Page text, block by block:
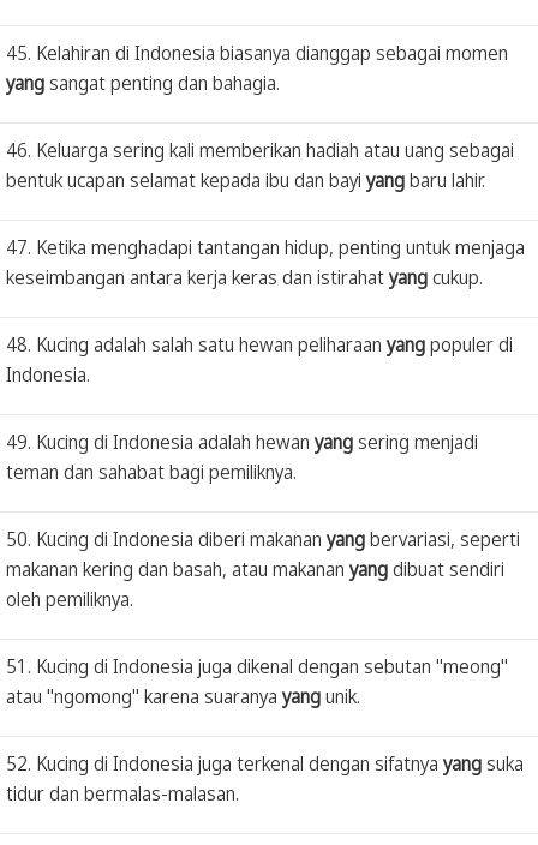
45. Kelahiran di Indonesia biasanya dianggap sebagai momen
yangsangat penting dan bahagia.
46. Keluarga sering kali memberikan hadiah atau uang sebagai
bentuk ucapan selamat kepada ibu dan bayi yangbaru lahir.
47. Ketika menghadapi tantangan hidup, penting untuk menjaga
keseimbangan antara kerja keras dan istirahatyangcukup.
48. Kucing adalah salah satu hewan peliharaan yangpopuler di
Indonesia.
49. Kucing di Indonesia adalah hewan yangsering menjadi
teman dan sahabat bagi pemiliknya.
50. Kucing di Indonesia diberi makanan yangbervariasi, seperti
makanan kering dan basah, atau makanan yangdibuat sendiri
oleh pemiliknya.
51. Kucing di Indonesia juga dikenal dengan sebutan "meong"
atau "ngomong" karena suaranya yangunik.
52. Kucing di Indonesia juga terkenal dengan sifatnya yangsuka
tidur dan bermalas-malasan.